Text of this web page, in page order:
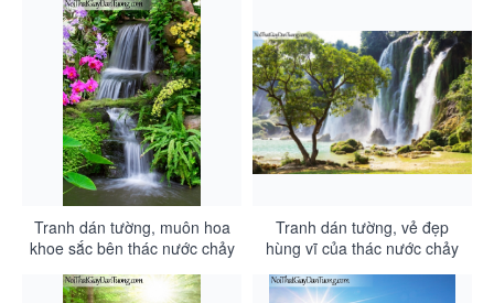
Tranh dán tường, muôn hoa
khoe sắc bên thác nước chảy
êm đềm DA3139
Tranh dán tường, vẻ đẹp
hùng vĩ của thác nước chảy
từ trên ngọn núi cao xuống
đằng sau cây cổ thụ DA3138